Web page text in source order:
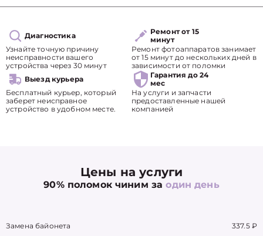
Диагностика
Узнайте точную причину
неисправности вашего
устройства через 30 минут
Ремонт от 15
минут
Ремонт фотоаппаратов занимает
от 15 минут до нескольких дней в
зависимости от поломки
Выезд курьера
Бесплатный курьер, который
заберет неисправное
устройство в удобном месте.
Гарантия до 24
мес
На услуги и запчасти
предоставленные нашей
компанией
Цены на услуги
90% поломок чиним заодин день
Замена байонета 337.5 ₽